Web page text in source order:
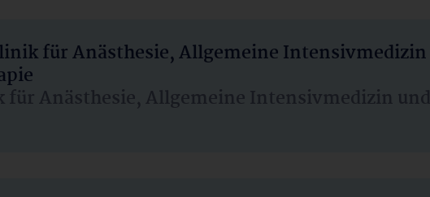
für Anästhesie, Allgemeine Intensivmedizin
Anästhesie, Allgemeine Intensivmedizin und